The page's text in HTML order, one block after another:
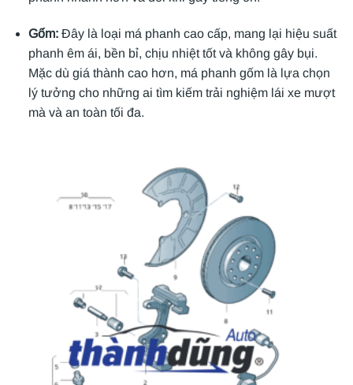
Gốm: Đây là loại má phanh cao cấp, mang lại hiệu suất
phanh êm ái, bền bỉ, chịu nhiệt tốt và không gây bụi.
Mặc dù giá thành cao hơn, má phanh gốm là lựa chọn
lý tưởng cho những ai tìm kiếm trải nghiệm lái xe mượt
mà và an toàn tối đa.